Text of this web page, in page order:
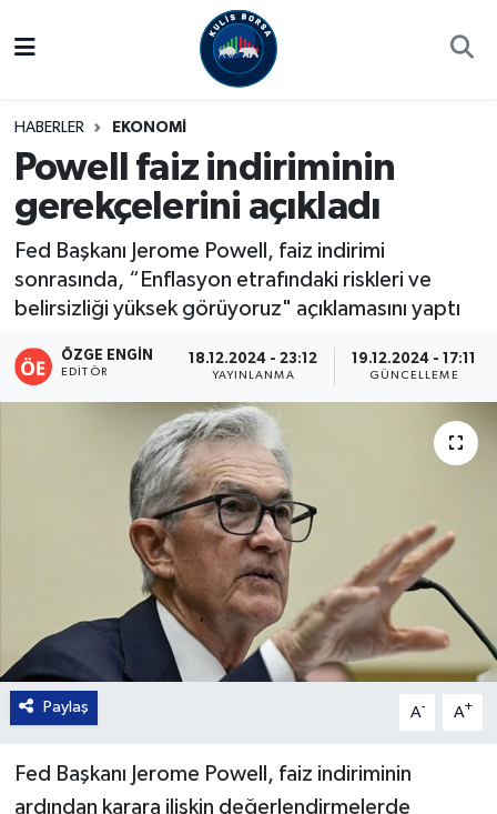
HABERLER EKONOMİ
Powell faiz indiriminin
gerekçelerini açıkladı
Fed Başkanı Jerome Powell, faiz indirimi
sonrasında, “Enflasyon etrafındaki riskleri ve
belirsizliği yüksek görüyoruz" açıklamasını yaptı
ÖZGE ENGIN
EDITÖR
18.12.2024 - 23:12
YAYINLANMA
19.12.2024 - 17:11
GÜNCELLEME
Paylaş A- A+
Fed Başkanı Jerome Powell, faiz indiriminin
ardından karara ilişkin değerlendirmelerde
Kulis Haber
Halka Arzlar
Ekonomi
Süper Lig Puan Durumu ve Fikstür
Tüm Manşetler
Son Dakika Haberleri
Haber Arşivi